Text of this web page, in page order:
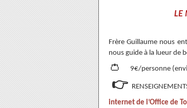
LE
Frère Guillaume nous
nous guide à la lueur de
👛 9€/personne
👉
internet de l’Office de